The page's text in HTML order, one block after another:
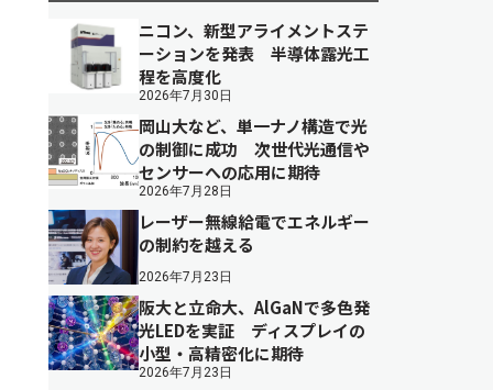
ニコン、新型アライメントステ
ーションを発表 半導体露光工
程を高度化
2026年7月30日
岡山大など、単一ナノ構造で光
の制御に成功 次世代光通信や
センサーへの応用に期待
2026年7月28日
レーザー無線給電でエネルギー
の制約を越える
2026年7月23日
阪大と立命大、AlGaNで多色発
光LEDを実証 ディスプレイの
小型・高精密化に期待
2026年7月23日